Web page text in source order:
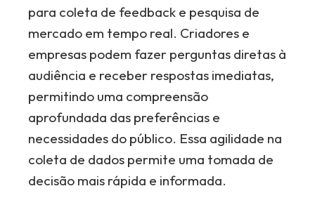
para coleta de feedback e pesquisa de
mercado em tempo real. Criadores e
empresas podem fazer perguntas diretas à
audiência e receber respostas imediatas,
permitindo uma compreensão
aprofundada das preferências e
necessidades do público. Essa agilidade na
coleta de dados permite uma tomada de
decisão mais rápida e informada.